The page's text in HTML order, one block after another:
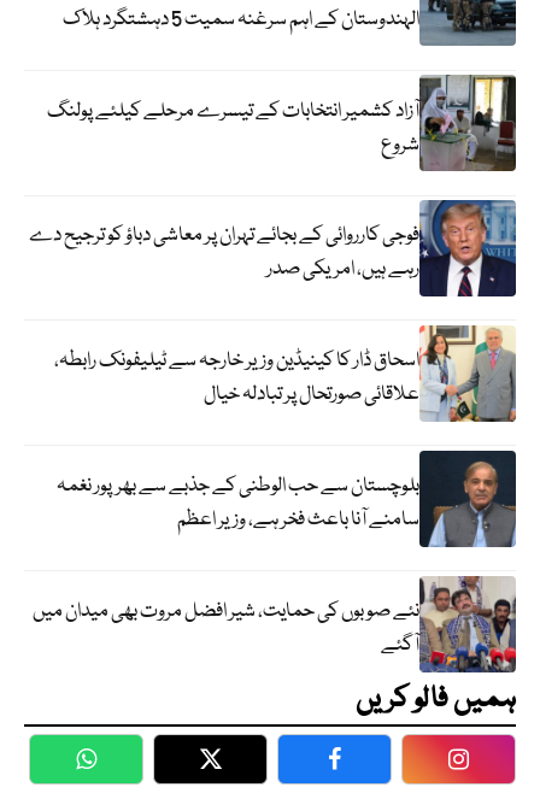
الہندوستان کے اہم سرغنہ سمیت 5 دہشتگرد ہلاک
آزاد کشمیر انتخابات کے تیسرے مرحلے کیلئے پولنگ
شروع
فوجی کارروائی کے بجائے تہران پر معاشی دباؤ کو ترجیح دے
رہے ہیں، امریکی صدر
اسحاق ڈار کا کینیڈین وزیر خارجہ سے ٹیلیفونک رابطہ،
علاقائی صورتحال پر تبادلہ خیال
بلوچستان سے حب الوطنی کے جذبے سے بھرپور نغمہ
سامنے آنا باعث فخر ہے، وزیر اعظم
نئے صوبوں کی حمایت، شیر افضل مروت بھی میدان میں
آگئے
ہمیں فالو کریں
WhatsApp Twitter Facebook